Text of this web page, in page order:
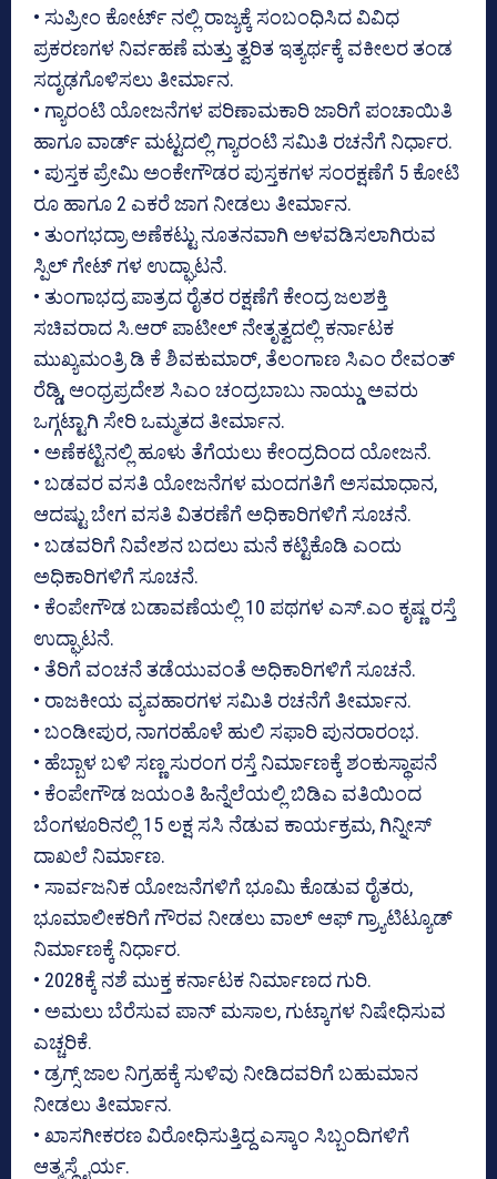
• ಸುಪ್ರೀಂ ಕೋರ್ಟ್ ನಲ್ಲಿ ರಾಜ್ಯಕ್ಕೆ ಸಂಬಂಧಿಸಿದ ವಿವಿಧ
ಪ್ರಕರಣಗಳ ನಿರ್ವಹಣೆ ಮತ್ತು ತ್ವರಿತ ಇತ್ಯರ್ಥಕ್ಕೆ ವಕೀಲರ ತಂಡ
ಸದೃಢಗೊಳಿಸಲು ತೀರ್ಮಾನ.
• ಗ್ಯಾರಂಟಿ ಯೋಜನೆಗಳ ಪರಿಣಾಮಕಾರಿ ಜಾರಿಗೆ ಪಂಚಾಯಿತಿ
ಹಾಗೂ ವಾರ್ಡ್ ಮಟ್ಟದಲ್ಲಿ ಗ್ಯಾರಂಟಿ ಸಮಿತಿ ರಚನೆಗೆ ನಿರ್ಧಾರ.
• ಪುಸ್ತಕ ಪ್ರೇಮಿ ಅಂಕೇಗೌಡರ ಪುಸ್ತಕಗಳ ಸಂರಕ್ಷಣೆಗೆ 5 ಕೋಟಿ
ರೂ ಹಾಗೂ 2 ಎಕರೆ ಜಾಗ ನೀಡಲು ತೀರ್ಮಾನ.
• ತುಂಗಭದ್ರಾ ಅಣೆಕಟ್ಟು ನೂತನವಾಗಿ ಅಳವಡಿಸಲಾಗಿರುವ
ಸ್ಪಿಲ್ ಗೇಟ್ ಗಳ ಉದ್ಘಾಟನೆ.
• ತುಂಗಾಭದ್ರ ಪಾತ್ರದ ರೈತರ ರಕ್ಷಣೆಗೆ ಕೇಂದ್ರ ಜಲಶಕ್ತಿ
ಸಚಿವರಾದ ಸಿ.ಆರ್ ಪಾಟೀಲ್ ನೇತೃತ್ವದಲ್ಲಿ ಕರ್ನಾಟಕ
ಮುಖ್ಯಮಂತ್ರಿ ಡಿ ಕೆ ಶಿವಕುಮಾರ್, ತೆಲಂಗಾಣ ಸಿಎಂ ರೇವಂತ್
ರೆಡ್ಡಿ, ಆಂಧ್ರಪ್ರದೇಶ ಸಿಎಂ ಚಂದ್ರಬಾಬು ನಾಯ್ಡು ಅವರು
ಒಗ್ಗಟ್ಟಾಗಿ ಸೇರಿ ಒಮ್ಮತದ ತೀರ್ಮಾನ.
• ಅಣೆಕಟ್ಟಿನಲ್ಲಿ ಹೂಳು ತೆಗೆಯಲು ಕೇಂದ್ರದಿಂದ ಯೋಜನೆ.
• ಬಡವರ ವಸತಿ ಯೋಜನೆಗಳ ಮಂದಗತಿಗೆ ಅಸಮಾಧಾನ,
ಆದಷ್ಟು ಬೇಗ ವಸತಿ ವಿತರಣೆಗೆ ಅಧಿಕಾರಿಗಳಿಗೆ ಸೂಚನೆ.
• ಬಡವರಿಗೆ ನಿವೇಶನ ಬದಲು ಮನೆ ಕಟ್ಟಿಕೊಡಿ ಎಂದು
ಅಧಿಕಾರಿಗಳಿಗೆ ಸೂಚನೆ.
• ಕೆಂಪೇಗೌಡ ಬಡಾವಣೆಯಲ್ಲಿ 10 ಪಥಗಳ ಎಸ್.ಎಂ ಕೃಷ್ಣ ರಸ್ತೆ
ಉದ್ಘಾಟನೆ.
• ತೆರಿಗೆ ವಂಚನೆ ತಡೆಯುವಂತೆ ಅಧಿಕಾರಿಗಳಿಗೆ ಸೂಚನೆ.
• ರಾಜಕೀಯ ವ್ಯವಹಾರಗಳ ಸಮಿತಿ ರಚನೆಗೆ ತೀರ್ಮಾನ.
• ಬಂಡೀಪುರ, ನಾಗರಹೊಳೆ ಹುಲಿ ಸಫಾರಿ ಪುನರಾರಂಭ.
• ಹೆಬ್ಬಾಳ ಬಳಿ ಸಣ್ಣ ಸುರಂಗ ರಸ್ತೆ ನಿರ್ಮಾಣಕ್ಕೆ ಶಂಕುಸ್ಥಾಪನೆ
• ಕೆಂಪೇಗೌಡ ಜಯಂತಿ ಹಿನ್ನೆಲೆಯಲ್ಲಿ ಬಿಡಿಎ ವತಿಯಿಂದ
ಬೆಂಗಳೂರಿನಲ್ಲಿ 15 ಲಕ್ಷ ಸಸಿ ನೆಡುವ ಕಾರ್ಯಕ್ರಮ, ಗಿನ್ನೀಸ್
ದಾಖಲೆ ನಿರ್ಮಾಣ.
• ಸಾರ್ವಜನಿಕ ಯೋಜನೆಗಳಿಗೆ ಭೂಮಿ ಕೊಡುವ ರೈತರು,
ಭೂಮಾಲೀಕರಿಗೆ ಗೌರವ ನೀಡಲು ವಾಲ್ ಆಫ್ ಗ್ರ್ಯಾಟಿಟ್ಯೂಡ್
ನಿರ್ಮಾಣಕ್ಕೆ ನಿರ್ಧಾರ.
• 2028ಕ್ಕೆ ನಶೆ ಮುಕ್ತ ಕರ್ನಾಟಕ ನಿರ್ಮಾಣದ ಗುರಿ.
• ಅಮಲು ಬೆರೆಸುವ ಪಾನ್ ಮಸಾಲ, ಗುಟ್ಕಾಗಳ ನಿಷೇಧಿಸುವ
ಎಚ್ಚರಿಕೆ.
• ಡ್ರಗ್ಸ್ ಜಾಲ ನಿಗ್ರಹಕ್ಕೆ ಸುಳಿವು ನೀಡಿದವರಿಗೆ ಬಹುಮಾನ
ನೀಡಲು ತೀರ್ಮಾನ.
• ಖಾಸಗೀಕರಣ ವಿರೋಧಿಸುತ್ತಿದ್ದ ಎಸ್ಕಾಂ ಸಿಬ್ಬಂದಿಗಳಿಗೆ
ಆತ್ಮಸ್ಥೈರ್ಯ.